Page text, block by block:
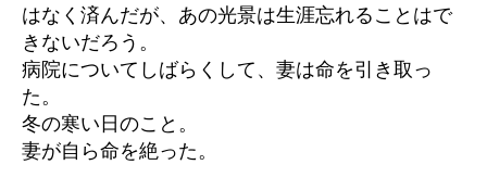
はなく済んだが、あの光景は生涯忘れることはで
きないだろう。
病院についてしばらくして、妻は命を引き取っ
た。
冬の寒い日のこと。
妻が自ら命を絶った。